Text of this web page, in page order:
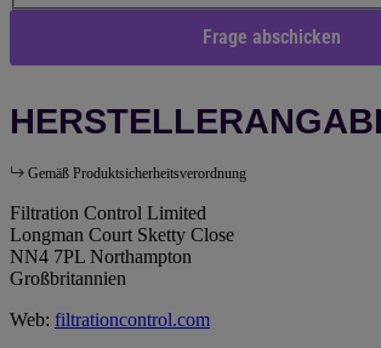
Frage abschicken
Gemäß Produktsicherheitsverordnung
Filtration Control Limited
Longman Court Sketty Close
NN4 7PL Northampton
Großbritannien
Web: filtrationcontrol.com